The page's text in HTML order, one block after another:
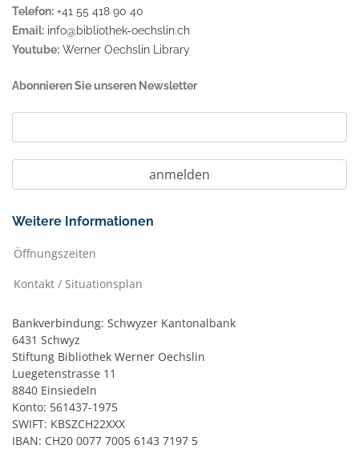
Telefon: +41 55 418 90 40
Email: info@bibliothek-oechslin.ch
Youtube: Werner Oechslin Library
Abonnieren Sie unseren Newsletter
Weitere Informationen
Öffnungszeiten
Kontakt / Situationsplan
Bankverbindung: Schwyzer Kantonalbank
6431 Schwyz
Stiftung Bibliothek Werner Oechslin
Luegetenstrasse 11
8840 Einsiedeln
Konto: 561437-1975
SWIFT: KBSZCH22XXX
IBAN: CH20 0077 7005 6143 7197 5